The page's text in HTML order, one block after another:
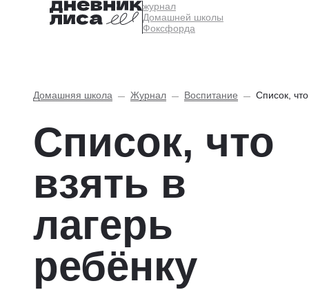
журнал
Домашней школы
Фоксфорда
Домашняя школа Журнал Воспитание Список,
Список, что
взять в
лагерь
ребёнку